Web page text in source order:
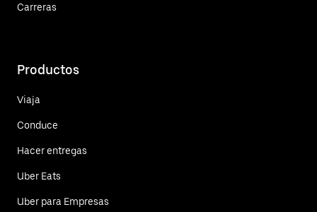
Carreras
Productos
Viaja
Conduce
Hacer entregas
Uber Eats
Uber para Empresas